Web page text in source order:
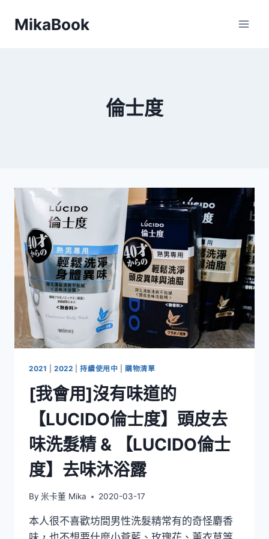
MikaBook
倫士度
2021 |2022 |持續使用中 購物清單
[我會用]沒有味道的
【LUCIDO倫士度】頭皮去
味洗髮精 & 【LUCIDO倫士
度】去味沐浴露
By 米卡董 Mika 2020-03-17
本人很不喜歡坊間男性洗髮精常有的奇怪麝香